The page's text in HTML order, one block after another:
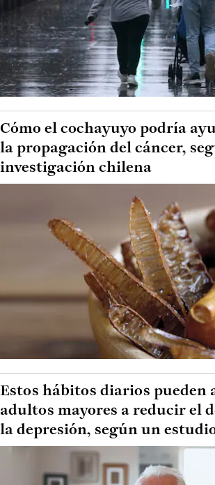
Cómo el cochayuyo podría
la propagación del cáncer,
investigación chilena
Estos hábitos diarios pueden
adultos mayores a reducir el
la depresión, según un